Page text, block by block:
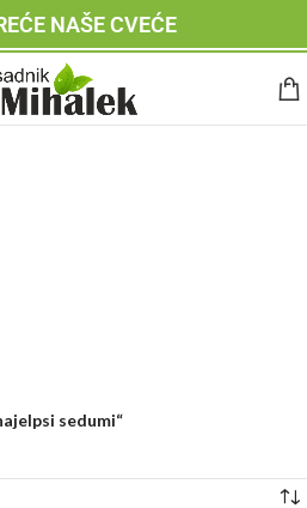
NAŠE CVEĆE
sedumi“